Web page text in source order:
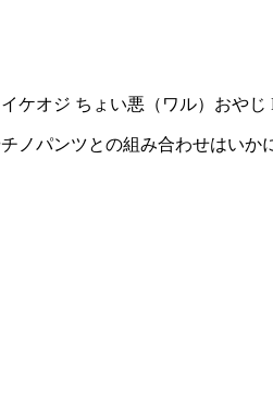
ノパンツとの組み合わせはい